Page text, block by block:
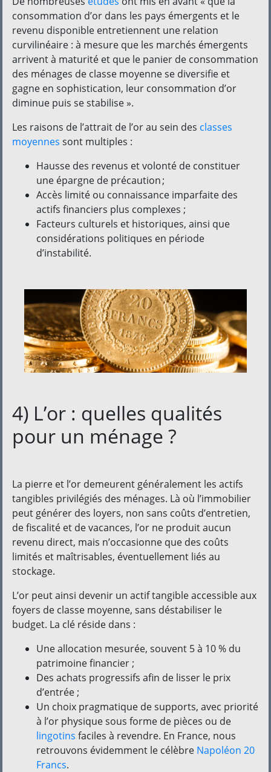
consommation d’or dans les pays émergents et le
revenu disponible entretiennent une relation
curvilinéaire : à mesure que les marchés émergents
arrivent à maturité et que le panier de consommation
des ménages de classe moyenne se diversifie et
gagne en sophistication, leur consommation d’or
diminue puis se stabilise ».
Les raisons de l’attrait de l’or au sein des classes
moyennes sont multiples :
Hausse des revenus et volonté de constituer
une épargne de précaution ;
Accès limité ou connaissance imparfaite des
actifs financiers plus complexes ;
Facteurs culturels et historiques, ainsi que
considérations politiques en période
d’instabilité.
4) L’or : quelles qualités
pour un ménage ?
La pierre et l’or demeurent généralement les actifs
tangibles privilégiés des ménages. Là où l’immobilier
peut générer des loyers, non sans coûts d’entretien,
de fiscalité et de vacances, l’or ne produit aucun
revenu direct, mais n’occasionne que des coûts
limités et maîtrisables, éventuellement liés au
stockage.
L’or peut ainsi devenir un actif tangible accessible aux
foyers de classe moyenne, sans déstabiliser le
budget. La clé réside dans :
Une allocation mesurée, souvent 5 à 10 % du
patrimoine financier ;
Des achats progressifs afin de lisser le prix
d’entrée ;
Un choix pragmatique de supports, avec priorité
à l’or physique sous forme de pièces ou de
lingotins faciles à revendre. En France, nous
retrouvons évidemment le célèbre Napoléon 20
Francs.